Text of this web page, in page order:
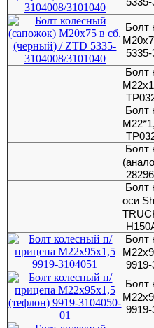
Болт
Болт
Болт
Болт
Болт
оси
Болт
Болт